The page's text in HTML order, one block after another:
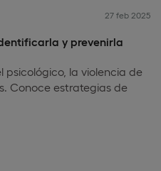
27 feb 2025
y prevenirla
psicológico, la violencia de
Conoce estrategias de